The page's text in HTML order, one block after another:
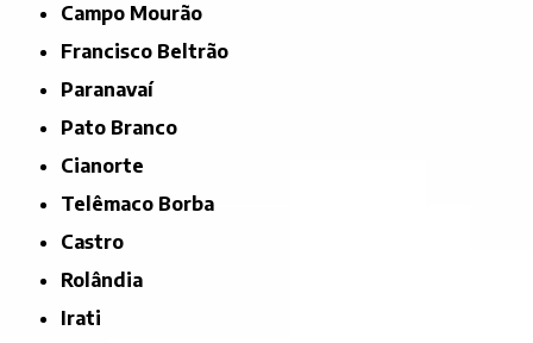
Campo Mourão
Francisco Beltrão
Paranavaí
Pato Branco
Cianorte
Telêmaco Borba
Castro
Rolândia
Irati